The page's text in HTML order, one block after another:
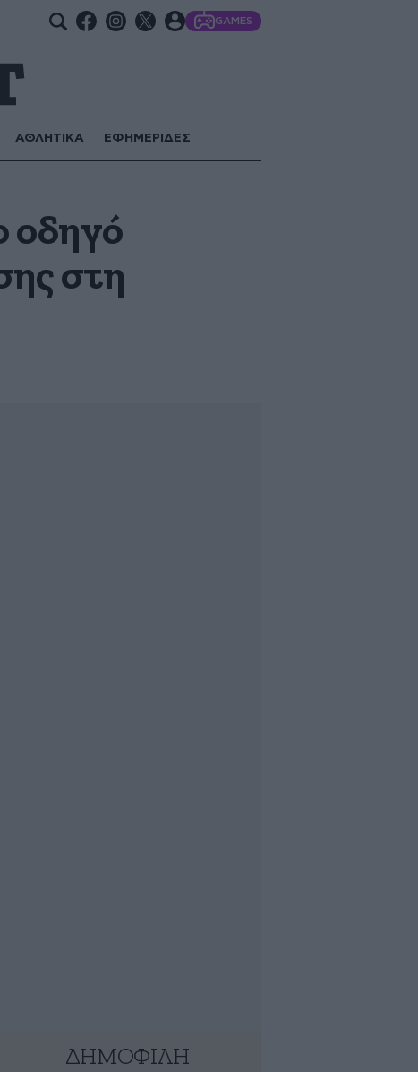
GAMES
ΑΘΛΗΤΙΚΑ ΕΦΗΜΕΡΙΔΕΣ
οδηγό
στη
ΔΗΜΟΦΙΛΗ